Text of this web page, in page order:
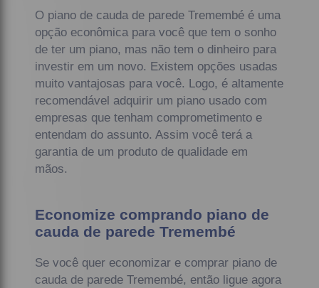
O piano de cauda de parede Tremembé é uma
opção econômica para você que tem o sonho
de ter um piano, mas não tem o dinheiro para
investir em um novo. Existem opções usadas
muito vantajosas para você. Logo, é altamente
recomendável adquirir um piano usado com
empresas que tenham comprometimento e
entendam do assunto. Assim você terá a
garantia de um produto de qualidade em
mãos.
Economize comprando piano de
cauda de parede Tremembé
Se você quer economizar e comprar piano de
cauda de parede Tremembé, então ligue agora